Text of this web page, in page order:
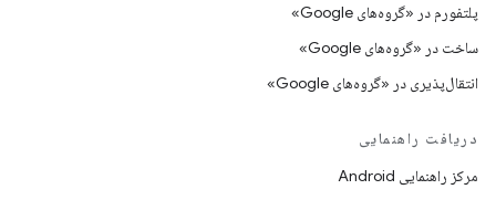
پلتفورم در «گروه‌های Google»
ساخت در «گروه‌های Google»
انتقال‌پذیری در «گروه‌های Google»
دریافت راهنمایی
مرکز راهنمایی Android